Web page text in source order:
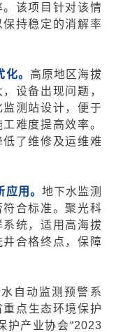
该项目针对该情
持稳定的消解率
。 高原地区海拔
设备出现问题，
测站设计，便于
难度提高效率。
了维修及运维难
应用。地下水监测
合标准。聚光科
统，适用高海拔
合格终点，保障
自动监测预警系
重点生态环境保护
护产业协会“2023